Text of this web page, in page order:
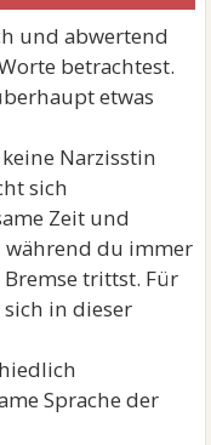
und abwertend
betrachtest.
etwas
Narzisstin
sich
Zeit und
während du immer
trittst. Für
sich in dieser
Sprache der